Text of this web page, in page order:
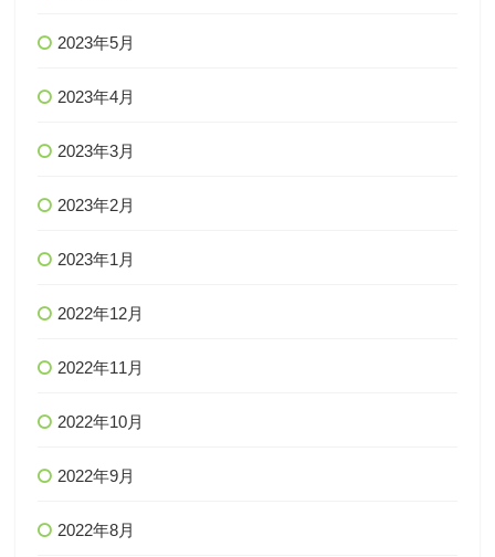
2023年5月
2023年4月
2023年3月
2023年2月
2023年1月
2022年12月
2022年11月
2022年10月
2022年9月
2022年8月